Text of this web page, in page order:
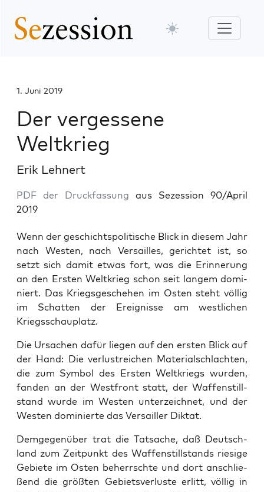
1. Juni 2019
Der vergessene
Weltkrieg
Erik Lehnert
PDF der Druckfassung aus Sezession 90/April
2019
Wenn der geschichts­po­li­ti­sche Blick in die­sem Jahr
nach Wes­ten, nach Ver­sailles, gerich­tet ist, so
setzt sich damit etwas fort, was die Erin­ne­rung
an den Ers­ten Welt­krieg schon seit lan­gem domi­
niert. Das Kriegs­ge­sche­hen im Osten steht völ­lig
im Schat­ten der Ereig­nis­se am west­li­chen
Kriegsschauplatz.
Die Ursa­chen dafür lie­gen auf den ers­ten Blick auf
der Hand: Die ver­lust­rei­chen Mate­ri­al­schlach­ten,
die zum Sym­bol des Ers­ten Welt­kriegs wur­den,
fan­den an der West­front statt, der Waf­fen­still­
stand wur­de im Wes­ten unter­zeich­net, und der
Wes­ten domi­nier­te das Ver­sailler Diktat.
Dem­ge­gen­über trat die Tat­sa­che, daß Deutsch­
land zum Zeit­punkt des Waf­fen­still­stands rie­si­ge
Gebie­te im Osten beherrsch­te und dort anschlie­
ßend die größ­ten Gebiets­ver­lus­te erlitt, völ­lig in